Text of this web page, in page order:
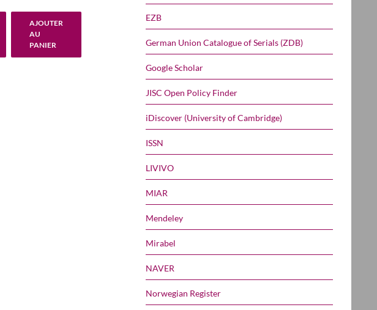
était :
€ 7,50.
AJOUTER
AU
PANIER
EZB
German Union Catalogue of Serials (ZDB)
Google Scholar
JISC Open Policy Finder
iDiscover (University of Cambridge)
ISSN
LIVIVO
MIAR
Mendeley
Mirabel
NAVER
Norwegian Register